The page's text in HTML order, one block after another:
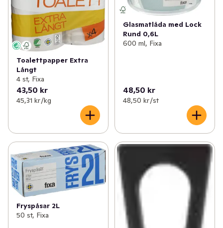
Toalettpapper Extra
Långt
4 st, Fixa
43,50 kr
45,31 kr /kg
Glasmatlåda med Lock
Rund 0,6L
600 ml, Fixa
48,50 kr
48,50 kr /st
Fryspåsar 2L
50 st, Fixa